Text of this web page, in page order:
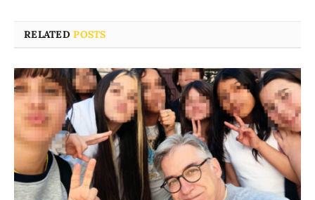
RELATEDPOSTS